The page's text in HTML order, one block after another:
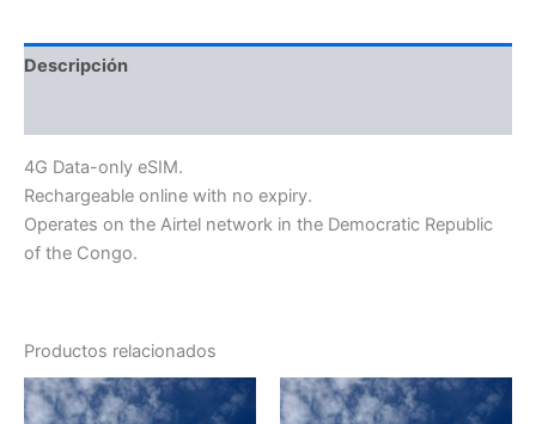
Descripción
4G Data-only eSIM.
Rechargeable online with no expiry.
Operates on the Airtel network in the Democratic Republic
of the Congo.
Productos relacionados